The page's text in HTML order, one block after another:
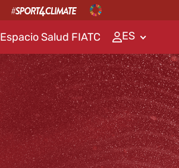
Espacio Salud FIATC ES